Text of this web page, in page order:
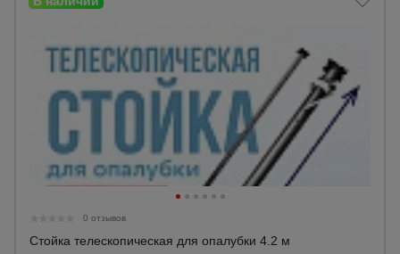
0 отзывов
Стойка телескопическая для опалубки 4.2 м